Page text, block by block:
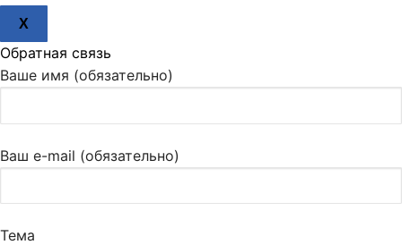
X
Обратная связь
Ваше имя (обязательно)
Ваш e-mail (обязательно)
Тема